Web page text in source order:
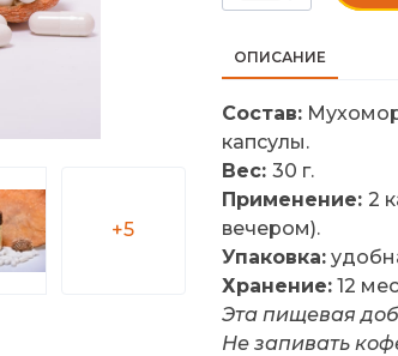
+5
ОПИСАНИЕ
Состав:
капсулы.
Вес: 30 г.
Применение: 2
вечером).
Упаковка:
Хранение: 12
Эта пищевая
Не запивать